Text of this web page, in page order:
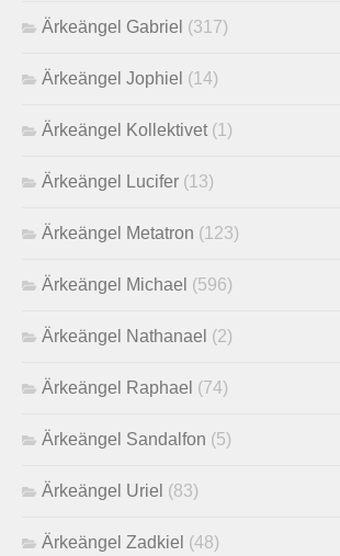
Ärkeängel Gabriel (317)
Ärkeängel Jophiel (14)
Ärkeängel Kollektivet (1)
Ärkeängel Lucifer (13)
Ärkeängel Metatron (123)
Ärkeängel Michael (596)
Ärkeängel Nathanael (2)
Ärkeängel Raphael (74)
Ärkeängel Sandalfon (5)
Ärkeängel Uriel (83)
Ärkeängel Zadkiel (48)